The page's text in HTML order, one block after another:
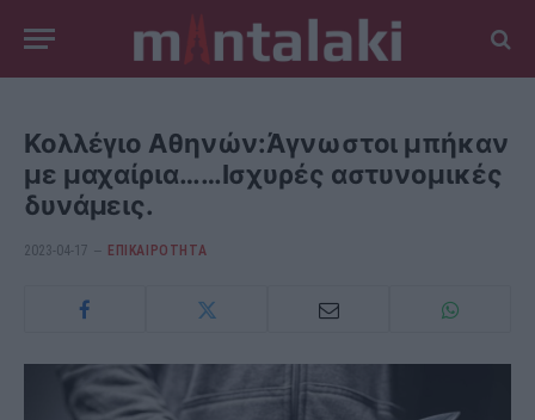
Κολλέγιο Αθηνών:Άγνωστοι μπήκαν
με μαχαίρια……Ισχυρές αστυνομικές
δυνάμεις.
2023-04-17 ΕΠΙΚΑΙΡΟΤΗΤΑ